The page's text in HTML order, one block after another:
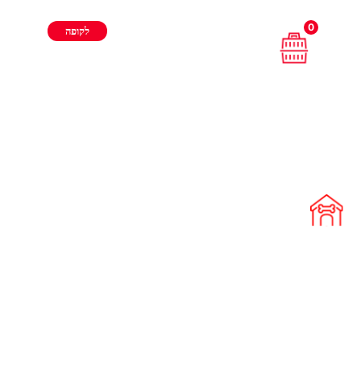
0 לקופה